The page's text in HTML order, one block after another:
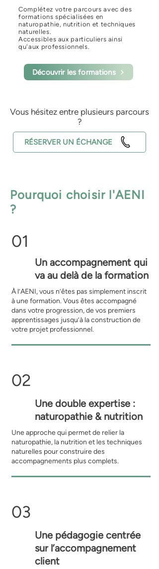
Complétez votre parcours avec des
formations spécialisées en
naturopathie, nutrition et techniques
naturelles.
Accessibles aux particuliers ainsi
qu'aux professionnels.
Découvrir les formations
Vous hésitez entre plusieurs parcours
?
RÉSERVER UN ÉCHANGE
Pourquoi choisir l'AENI
?
01
Un accompagnement qui
va au delà de la formation
À l’AENI, vous n’êtes pas simplement inscrit
à une formation. Vous êtes accompagné
dans votre progression, de vos premiers
apprentissages jusqu’à la construction de
votre projet professionnel.
02
Une double expertise :
naturopathie & nutrition
Une approche qui permet de relier la
naturopathie, la nutrition et les techniques
naturelles pour construire des
accompagnements plus complets.
03
Une pédagogie centrée
sur l’accompagnement
client